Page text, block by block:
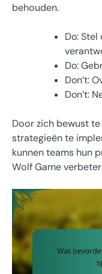
behouden.
Do:
Do:
Don’t:
Don’t:
Door zich bewust
strategieën te
kunnen teams hun
Wolf Game